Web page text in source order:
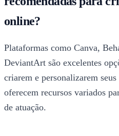
online?
Plataformas como Canva,
DeviantArt são excelentes
criarem e personalizarem
oferecem recursos variados
de atuação.